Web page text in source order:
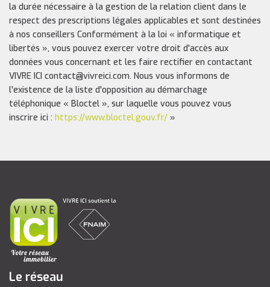
la durée nécessaire à la gestion de la relation client dans le
respect des prescriptions légales applicables et sont destinées
à nos conseillers Conformément à la loi « informatique et
libertés », vous pouvez exercer votre droit d'accès aux
données vous concernant et les faire rectifier en contactant
VIVRE ICI contact@vivreici.com. Nous vous informons de
l'existence de la liste d'opposition au démarchage
téléphonique « Bloctel », sur laquelle vous pouvez vous
inscrire ici : https://www.bloctel.gouv.fr/ »
Le réseau